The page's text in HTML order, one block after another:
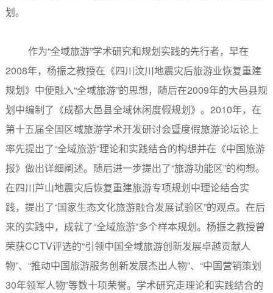
划。
作为“全域旅游”学术研究和规划实践的先行者，早在
2008年，杨振之教授在《四川汶川地震灾后旅游业恢复重建
规划》中便融入“全域旅游”的思想，随后在2009年的大邑县规
划中编制了《成都大邑县全域休闲度假规划》。2010年，在
第十五届全国区域旅游学术开发研讨会暨度假旅游论坛论上
率先提出了“全域旅游”理论和实践结合的构想并在《中国旅游
报》做出详细阐述。随后进一步提出了“旅游功能区”的构想。
在四川芦山地震灾后恢复重建旅游专项规划中理论结合实
践，提出了“国家生态文化旅游融合发展试验区”的观点。在后
来的实践中，成就了“全域旅游”多个样本规划。杨振之教授曾
荣获CCTV评选的“引领中国全域旅游创新发展卓越贡献人
物”、“推动中国旅游服务创新发展杰出人物”、“中国营销策划
30年领军人物”等数十项荣誉。学术研究走理论和实践结合的